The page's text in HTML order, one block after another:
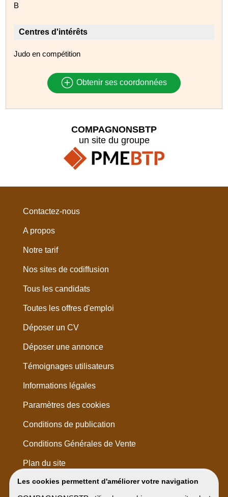
B
Centres d'intérêts
Judo en compétition
Obtenir ses coordonnées
Les cookies permettent d'améliorer votre navigation
COMPAGNONSBTP
un site du groupe
Contactez-nous
A propos
Notre tarif
Nos sites de codiffusion
Tous les candidats
Toutes les offres d'emploi
Déposer un CV
Déposer une annonce
Témoignages utilisateurs
Informations légales
Paramètres des cookies
Conditions de publication
Conditions Générales de Vente
Plan du site